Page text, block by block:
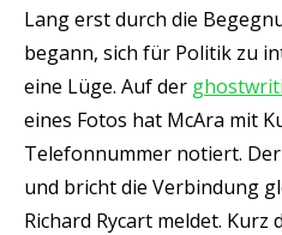
Lang erst durch die
begann, sich für Politik zu
eine Lüge. Auf der
eines Fotos hat McAra mit
Telefonnummer notiert.
und bricht die Verbindung
Richard Rycart meldet. Kurz